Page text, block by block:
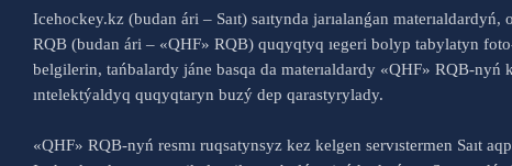
Icehockey.kz (budan ári – Saıt) saıtynda jarıalanǵan
RQB (budan ári – «QHF» RQB) quqyqtyq ıegeri bolyp tabylatyn
belgilerin, tańbalardy jáne basqa da materıaldardy «QHF» RQB-nyń
ıntelektýaldyq quqyqtaryn buzý dep qarastyrylady.
«QHF» RQB-nyń resmı ruqsatynsyz kez kelgen servıstermen Saıt